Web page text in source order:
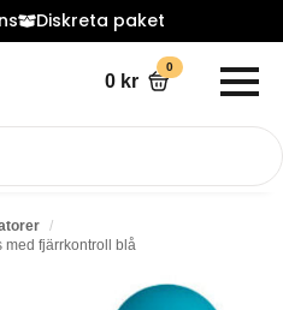
Diskreta paket
0 kr
0
med fjärrkontroll blå